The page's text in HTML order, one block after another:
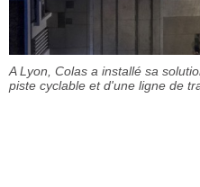
A Lyon, Colas a installé sa
piste cyclable et d'une ligne de